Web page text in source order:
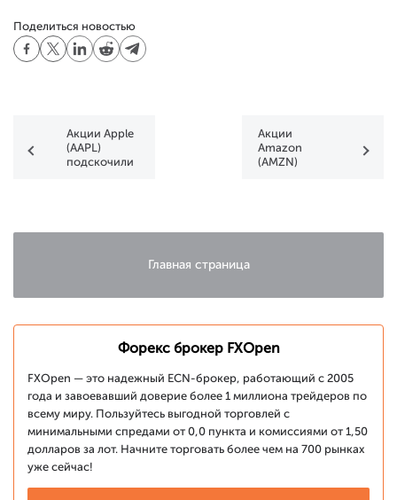
Поделиться новостью
Акции Apple
(AAPL)
подскочили
Акции
Amazon
(AMZN)
Главная страница
Форекс брокер FXOpen
FXOpen — это надежный ECN-брокер, работающий с 2005
года и завоевавший доверие более 1 миллиона трейдеров по
всему миру. Пользуйтесь выгодной торговлей с
минимальными спредами от 0,0 пункта и комиссиями от 1,50
долларов за лот. Начните торговать более чем на 700 рынках
уже сейчас!